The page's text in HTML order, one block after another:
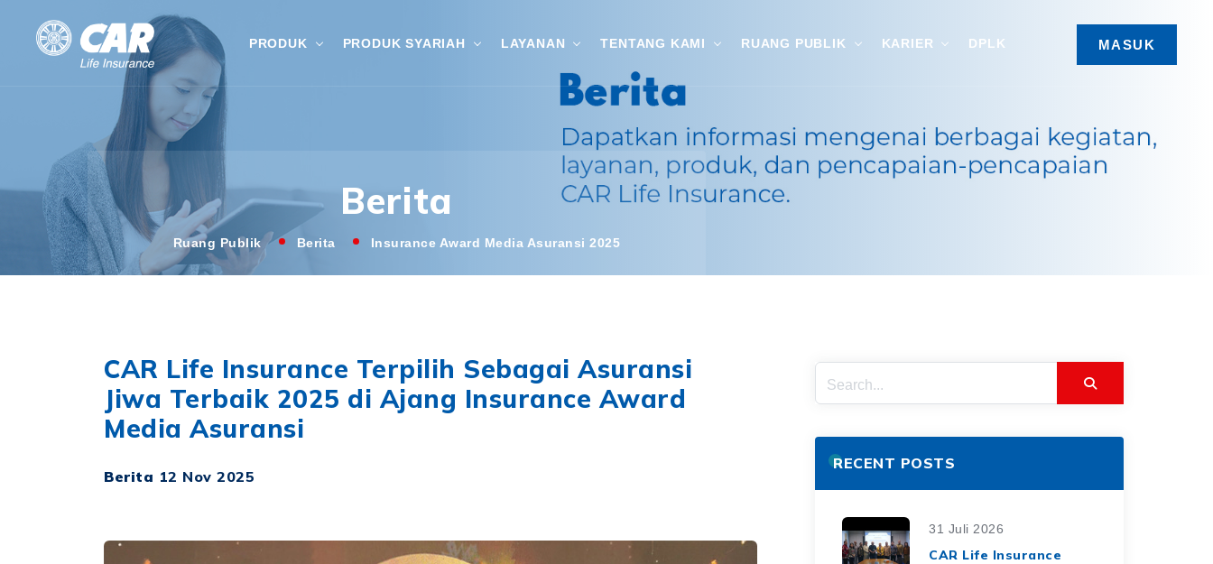
PRODUK PRODUK SYARIAH LAYANAN TENTANG KAMI RUANG PUBLIK KARIER DPLK MASUK
Berita
Ruang Publik Berita Insurance Award Media Asuransi 2025
CAR Life Insurance Terpilih Sebagai Asuransi
Jiwa Terbaik 2025 di Ajang Insurance Award
Media Asuransi
Berita 12 Nov 2025
RECENT POSTS
31 Juli 2026
CAR Life Insurance